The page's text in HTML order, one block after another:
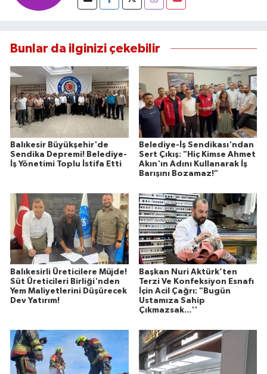
Bunlar da ilginizi çekebilir
Balıkesir Büyükşehir'de
Sendika Depremi! Belediye-
İş Yönetimi Toplu İstifa Etti
Belediye-İş Sendikası'ndan
Sert Çıkış: "Hiç Kimse Ahmet
Akın'ın Adını Kullanarak İş
Barışını Bozamaz!"
Balıkesirli Üreticilere Müjde!
Süt Üreticileri Birliği'nden
Yem Maliyetlerini Düşürecek
Dev Yatırım!
Başkan Nuri Aktürk’ten
Terzi Ve Konfeksiyon Esnafı
İçin Acil Çağrı: "Bugün
Ustamıza Sahip
Çıkmazsak...''